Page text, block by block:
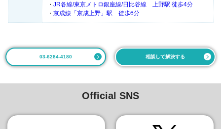
・ JR各線/東京メトロ銀座線/日比谷線 上野駅 徒歩4分
・ 京成線「京成上野」駅 徒歩6分
03-6284-4180 相談して解決する
Official SNS